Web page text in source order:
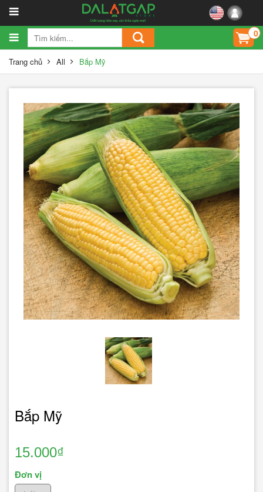
0
Trang chủ All Bắp Mỹ
Bắp Mỹ
15.000₫
Đơn vị